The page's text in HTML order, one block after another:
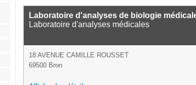
Laboratoire d'analyses de biologie
Laboratoire d'analyses médicales
18 AVENUE CAMILLE ROUSSET
69500 Bron